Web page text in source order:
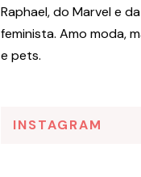
Raphael, do Marvel e
feminista. Amo moda,
e pets.
INSTAGRAM